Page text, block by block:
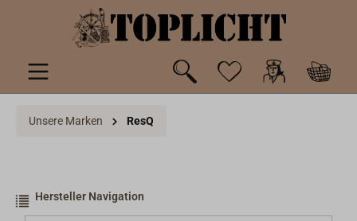
springen
Unsere Marken ResQ
Hersteller Navigation